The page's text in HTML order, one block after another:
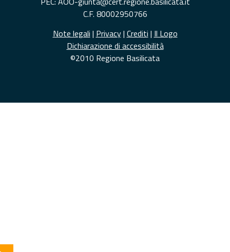
C.F. 80002950766
Note legali | Privacy| Crediti | Il Logo
Dichiarazione di accessibilità
©2010 Regione Basilicata